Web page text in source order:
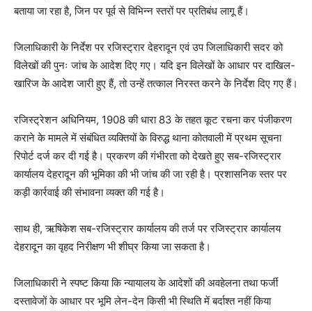
बताया जा रहा है, जिन पर पूर्व से विभिन्न स्तरों पर प्रतिबंध लागू हैं।
जिलाधिकारी के निर्देश पर रजिस्ट्रार देहरादून एवं उप जिलाधिकारी सदर को
विलेखों की पुनः जांच के आदेश दिए गए। यदि इन विलेखों के आधार पर दाखिल-
खारिज के आदेश जारी हुए हैं, तो उन्हें तत्काल निरस्त करने के निर्देश दिए गए हैं।
रजिस्ट्रेशन अधिनियम, 1908 की धारा 83 के तहत कूट रचना कर पंजीकरण
कराने के मामले में संबंधित व्यक्तियों के विरुद्ध थाना कोतवाली में प्रथम सूचना
रिपोर्ट दर्ज कर दी गई है। प्रकरण की गंभीरता को देखते हुए सब-रजिस्ट्रार
कार्यालय देहरादून की भूमिका की भी जांच की जा रही है। प्रशासनिक स्तर पर
कड़ी कार्रवाई की संभावना व्यक्त की गई है।
साथ ही, ऋषिकेश सब-रजिस्ट्रार कार्यालय की तर्ज पर रजिस्ट्रार कार्यालय
देहरादून का वृहद निरीक्षण भी शीघ्र किया जा सकता है।
जिलाधिकारी ने स्पष्ट किया कि न्यायालय के आदेशों की अवहेलना तथा फर्जी
दस्तावेजों के आधार पर भूमि लेन-देन किसी भी स्थिति में बर्दाश्त नहीं किया